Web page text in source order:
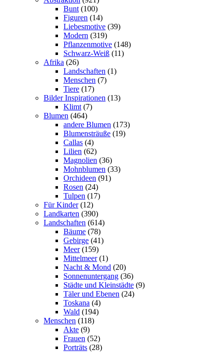
Bunt (100)
Figuren (14)
Liebesmotive (39)
Modern (319)
Pflanzenmotive (148)
Schwarz-Weiß (11)
Afrika (26)
Landschaften (1)
Menschen (7)
Tiere (17)
Bilder Inspirationen (13)
Klimt (7)
Blumen (464)
andere Blumen (173)
Blumensträuße (19)
Callas (4)
Lilien (62)
Magnolien (36)
Mohnblumen (33)
Orchideen (91)
Rosen (24)
Tulpen (17)
Für Kinder (12)
Landkarten (390)
Landschaften (614)
Bäume (78)
Gebirge (41)
Meer (159)
Mittelmeer (1)
Nacht & Mond (20)
Sonnenuntergang (36)
Städte und Kleinstädte (9)
Täler und Ebenen (24)
Toskana (4)
Wald (194)
Menschen (118)
Akte (9)
Frauen (52)
Porträts (28)